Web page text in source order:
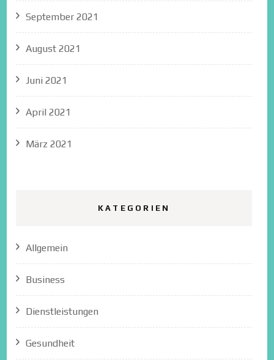
September 2021
August 2021
Juni 2021
April 2021
März 2021
KATEGORIEN
Allgemein
Business
Dienstleistungen
Gesundheit